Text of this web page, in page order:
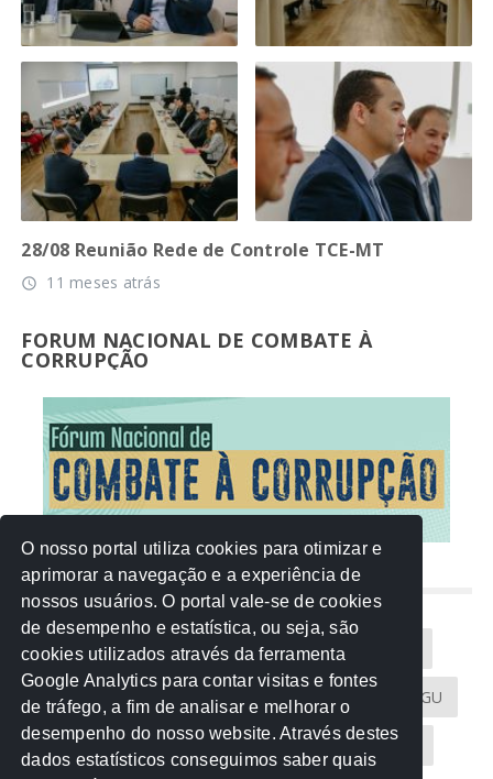
28/08 Reunião Rede de Controle TCE-MT
access_time 11 meses atrás
FORUM NACIONAL DE COMBATE À
CORRUPÇÃO
NUVEM DE TAGS
Acontece na Rede AGU AMM
Atricon Audicom CAU-MT CGU
CREA-MT Eventos MPC-MT MPE-MT
O nosso portal utiliza cookies para otimizar e
aprimorar a navegação e a experiência de
nossos usuários. O portal vale-se de cookies
de desempenho e estatística, ou seja, são
cookies utilizados através da ferramenta
Google Analytics para contar visitas e fontes
de tráfego, a fim de analisar e melhorar o
desempenho do nosso website. Através destes
dados estatísticos conseguimos saber quais